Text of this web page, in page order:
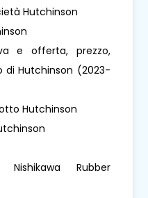
Hutchinson
e offerta, prezzo,
Hutchinson (2023-
Hutchinson
Rubber